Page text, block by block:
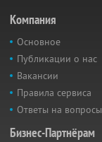
Компания
Основное
Публикации о нас
Вакансии
Правила сервиса
Ответы на вопросы
Бизнес-Партнёрам